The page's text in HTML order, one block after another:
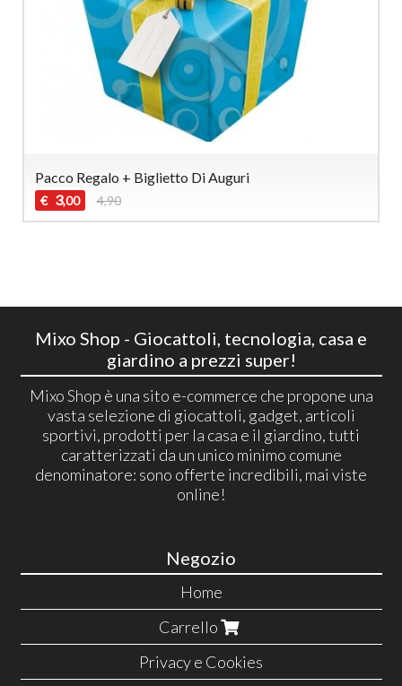
Pacco Regalo + Biglietto Di Auguri
€ 3,00 4,90
Mixo Shop - Giocattoli, tecnologia, casa e
giardino a prezzi super!
Mixo Shop è una sito e-commerce che propone una
vasta selezione di giocattoli, gadget, articoli
sportivi, prodotti per la casa e il giardino, tutti
caratterizzati da un unico minimo comune
denominatore: sono offerte incredibili, mai viste
online!
Negozio
Home
Carrello
Privacy e Cookies